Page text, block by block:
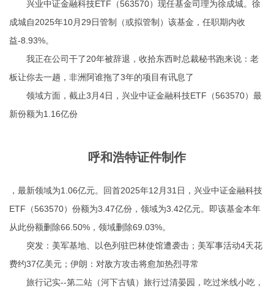
兴业中证金融科技ETF（563570）现任基金司理为徐成城。徐
成城自2025年10月29日管制（或拟管制）该基金，任职期内收
益-8.93%。
我正在公司干了20年被辞退，收拾东西时总裁秘书跑来说：老
板让你去一趟，非洲阿谁拖了3年的项目有讯息了
领域方面，截止3月4日，兴业中证金融科技ETF（563570）最
新份额为1.16亿份
呼和浩特证件制作
，最新领域为1.06亿元。回首2025年12月31日，兴业中证金融科技
ETF（563570）份额为3.47亿份，领域为3.42亿元。即该基金本年
从此份额删除66.50%，领域删除69.03%。
突发：美军基地、以色列驻巴林使馆遭袭击；美军事活动4天花
费约37亿美元；伊朗：对敌方攻击将愈加热烈寻常
旅行记实--第二站（河下古镇）旅行过清晏园，吃过米线小吃，